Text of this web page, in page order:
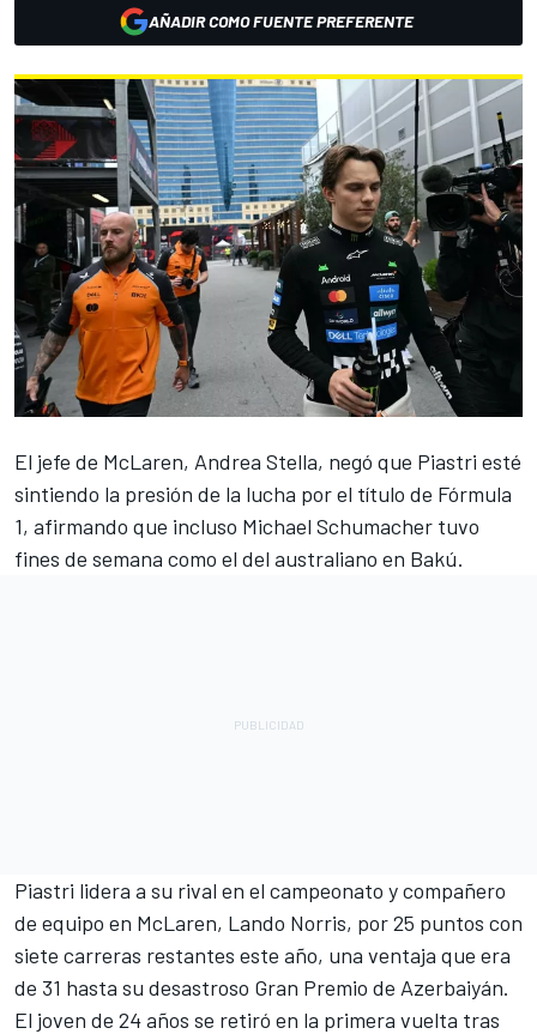
AÑADIR COMO FUENTE PREFERENTE
El jefe de McLaren, Andrea Stella, negó que Piastri esté
sintiendo la presión de la lucha por el título de Fórmula
1, afirmando que incluso Michael Schumacher tuvo
fines de semana como el del australiano en Bakú.
Piastri lidera a su rival en el campeonato y compañero
de equipo en McLaren, Lando Norris, por 25 puntos con
siete carreras restantes este año, una ventaja que era
de 31 hasta su desastroso Gran Premio de Azerbaiyán.
El joven de 24 años se retiró en la primera vuelta tras